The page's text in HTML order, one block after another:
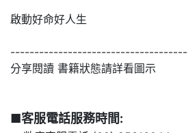
啟動好命好人生
分享閱讀 書籍狀態請詳看圖示
■客服電話服務時間: